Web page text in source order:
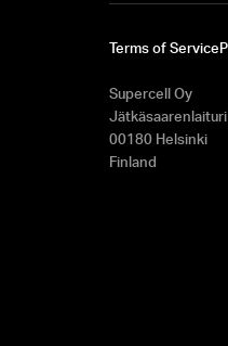
Terms of Service
Supercell Oy
Jätkäsaarenlaituri
00180 Helsinki
Finland